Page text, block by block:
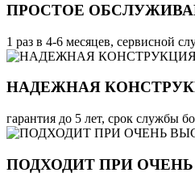
ПРОСТОЕ
1 раз в 4-6 месяцев, сервисной
НАДЕЖНАЯ
гарантия до 5 лет, срок службы
ПОДХОДИТ ПРИ